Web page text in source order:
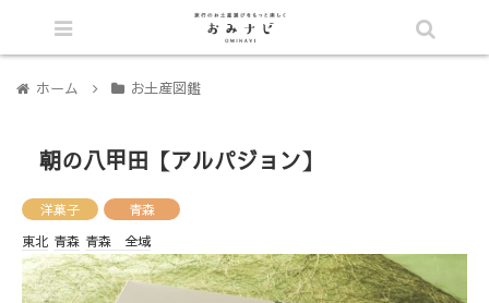
ホーム お土産図鑑
朝の八甲田【アルパジョン】
洋菓子
青森
東北 青森 青森 全域
シェア